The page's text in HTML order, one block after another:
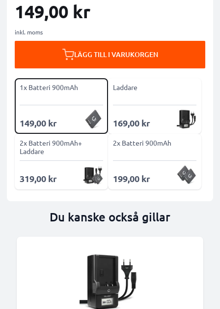
149,00 kr
inkl. moms
LÄGG TILL I VARUKORGEN
1x Batteri 900mAh
149,00 kr
Laddare
169,00 kr
2x Batteri 900mAh+
Laddare
319,00 kr
2x Batteri 900mAh
199,00 kr
Du kanske också gillar